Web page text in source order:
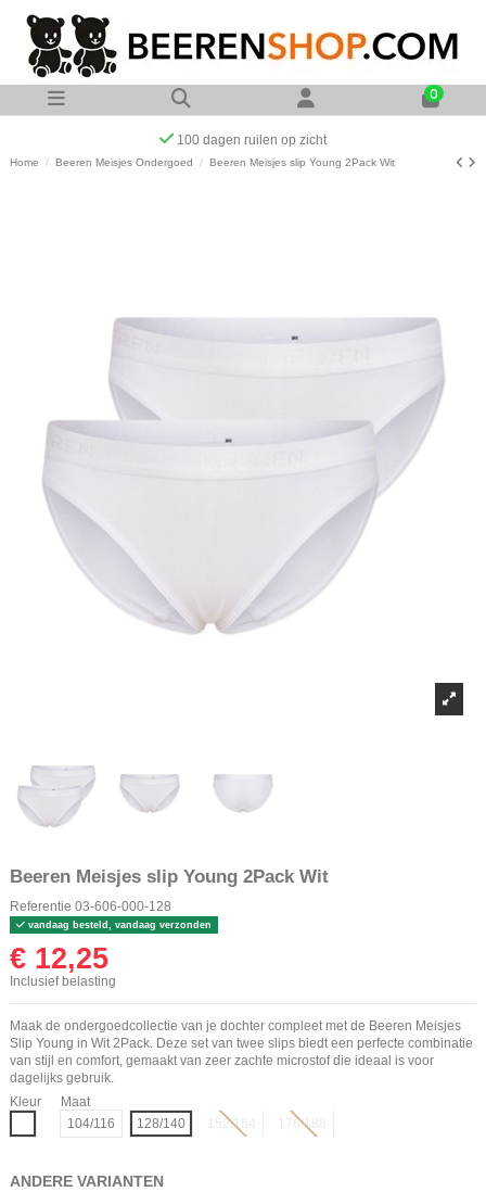
0
Op werkdagen voor 23:00 uur besteld zelfde dag verzonden
Home Beeren Meisjes Ondergoed Beeren Meisjes slip Young 2Pack Wit
Beeren Meisjes slip Young 2Pack Wit
Referentie 03-606-000-128
vandaag besteld, vandaag verzonden
€ 12,25
Inclusief belasting
Maak de ondergoedcollectie van je dochter compleet met de Beeren Meisjes
Slip Young in Wit 2Pack. Deze set van twee slips biedt een perfecte combinatie
van stijl en comfort, gemaakt van zeer zachte microstof die ideaal is voor
dagelijks gebruik.
Kleur
Maat
104/116
128/140 152/164 176/188
ANDERE VARIANTEN